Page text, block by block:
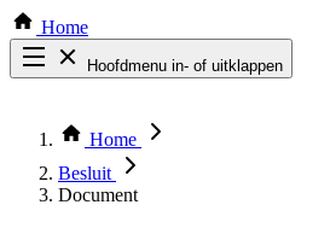
Home
Hoofdmenu in- of uitklappen
Thema COVID-19
Bekijk per bestuursorgaan
Home
Besluit
Document